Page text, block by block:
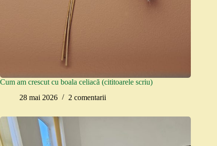
Cum am crescut cu boala celiacă (cititoarele scriu)
28 mai 2026
2 comentarii